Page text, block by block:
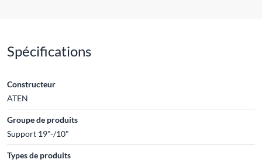
Spécifications
Constructeur
ATEN
Groupe de produits
Support 19"-/10"
Types de produits